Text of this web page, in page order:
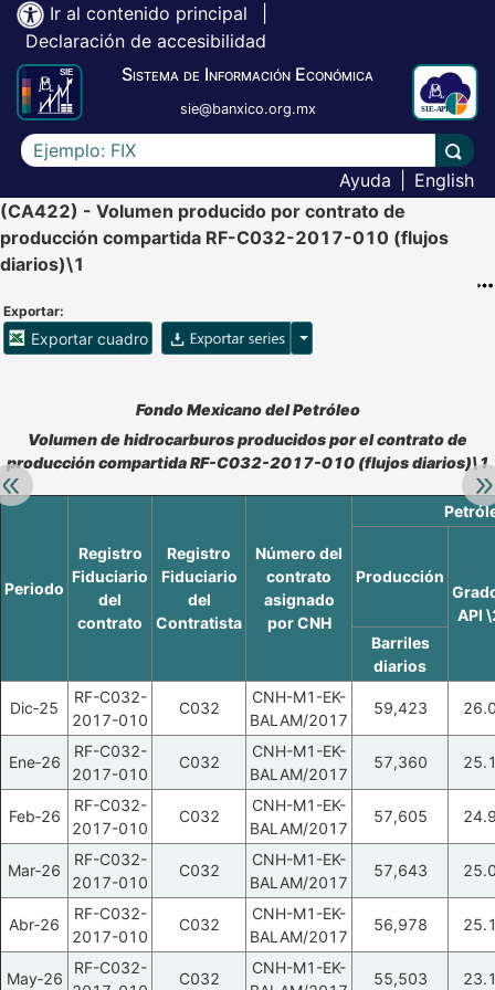
Ir al contenido principal
Declaración de accesibilidad
Sistema de Información Económica
sie@banxico.org.mx
Escriba el texto a buscar
Ayuda
English
(CA422) - Volumen producido por contrato de
producción compartida RF-C032-2017-010 (flujos
diarios)\1
Exportar:
Exportar cuadro Opciones para exportar
Retroceder:
Accesibilidad de Cuadros Analíticos, al exportar el cuadro
Fondo Mexicano del Petróleo
Volumen de hidrocarburos producidos por el contrato de
producción compartida RF-C032-2017-010 (flujos diarios)\1
Periodo
Registro
Fiduciario
del
contrato
Registro
Fiduciario
del
Contratista
Número del
contrato
asignado
por CNH
Producción
API
Barriles
diarios
Dic‑25
RF-C032-
2017-010
C032
CNH-M1-EK-
BALAM/2017
59,423
Ene‑26
RF-C032-
2017-010
C032
CNH-M1-EK-
BALAM/2017
57,360
Feb‑26
RF-C032-
2017-010
C032
CNH-M1-EK-
BALAM/2017
57,605
Mar‑26
RF-C032-
2017-010
C032
CNH-M1-EK-
BALAM/2017
57,643
Abr‑26
RF-C032-
2017-010
C032
CNH-M1-EK-
BALAM/2017
56,978
May‑26
RF-C032-
C032
CNH-M1-EK-
55,503